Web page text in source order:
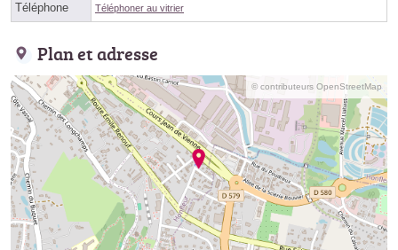
Téléphone Téléphoner au vitrier
Plan et adresse
© contributeurs OpenStreetMap